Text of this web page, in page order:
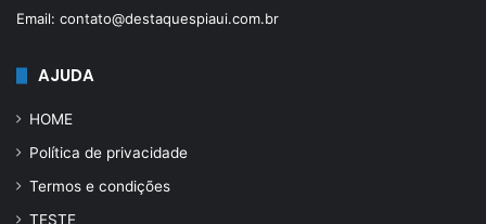
Email: contato@destaquespiaui.com.br
AJUDA
HOME
Política de privacidade
Termos e condições
TESTE